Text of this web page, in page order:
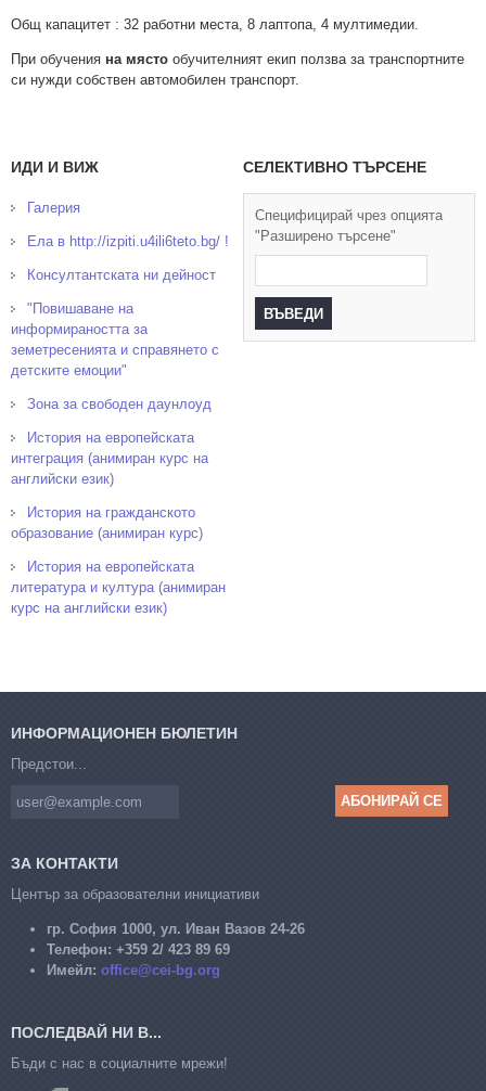
Общ капацитет : 32 работни места, 8 лаптопа, 4 мултимедии.
При обучения на място обучителният екип ползва за транспортните
си нужди собствен автомобилен транспорт.
ИДИ И ВИЖ
Галерия
Ела в http://izpiti.u4ili6teto.bg/ !
Консултантската ни дейност
"Повишаване на
информираността за
земетресенията и справянето с
детските емоции"
Зона за свободен даунлоуд
История на европейската
интеграция (анимиран курс на
английски език)
История на гражданското
образование (анимиран курс)
История на европейската
литература и култура (анимиран
курс на английски език)
СЕЛЕКТИВНО ТЪРСЕНЕ
Специфицирай чрез опцията
"Разширено търсене"
ИНФОРМАЦИОНЕН БЮЛЕТИН
Предстои...
ЗА КОНТАКТИ
Център за образователни инициативи
гр. София 1000, ул. Иван Вазов 24-26
Телефон: +359 2/ 423 89 69
Имейл: office@cei-bg.org
ПОСЛЕДВАЙ НИ В...
Бъди с нас в социалните мрежи!